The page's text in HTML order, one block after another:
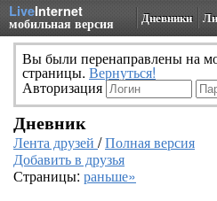
LiveInternet
мобильная версия Дневники
Вы были перенаправлены на
страницы. Вернуться!
Авторизация
Дневник
Лента друзей /Полная версия
Добавить в друзья
Страницы: раньше»